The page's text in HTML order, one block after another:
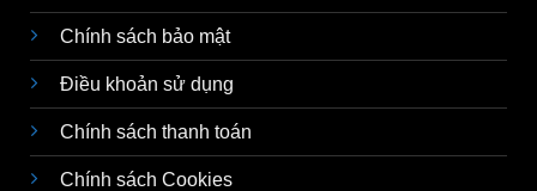
Chính sách bảo mật
Điều khoản sử dụng
Chính sách thanh toán
Chính sách Cookies